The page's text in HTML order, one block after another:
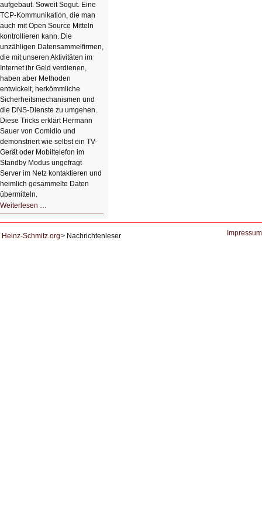
aufgebaut. Soweit Sogut. Eine
TCP-Kommunikation, die man
auch mit Open Source Mitteln
kontrollieren kann. Die
unzähligen Datensammelfirmen,
die mit unseren Aktivitäten im
Internet ihr Geld verdienen,
haben aber Methoden
entwickelt, herkömmliche
Sicherheitsmechanismen und
die DNS-Dienste zu umgehen.
Diese Tricks erklärt Hermann
Sauer von Comidio und
demonstriert wie selbst ein TV-
Gerät oder Mobiltelefon im
Standby Modus ungefragt
Server im Netz kontaktieren und
heimlich gesammelte Daten
übermitteln.
Weiterlesen …
DNS
Heinz-Schmitz.org
Nachrichtenleser Impressum